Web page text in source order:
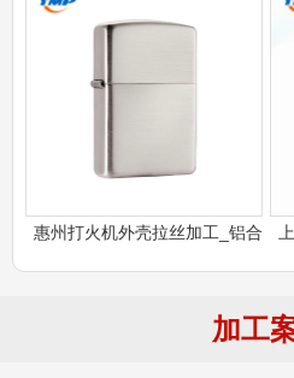
惠州打火机外壳拉丝加工_铝合
加工